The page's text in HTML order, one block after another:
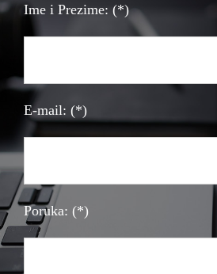
Ime i Prezime: (*)
E-mail: (*)
Poruka: (*)